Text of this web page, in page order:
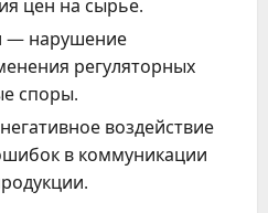
цен на сырье.
— нарушение
регуляторных
споры.
воздействие
в коммуникации